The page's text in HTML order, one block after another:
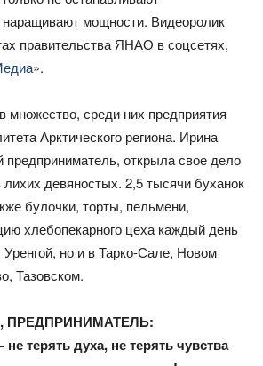
наращивают мощности. Видеоролик
правительства ЯНАО в соцсетях,
».
множество, среди них предприятия
Арктического региона. Ирина
предприниматель, открыла свое дело
девяностых. 2,5 тысячи буханок
булочки, торты, пельмени,
хлебопекарного цеха каждый день
но и в Тарко-Сале, Новом
Тазовском.
ПРЕДПРИНИМАТЕЛЬ:
терять духа, не терять чувства